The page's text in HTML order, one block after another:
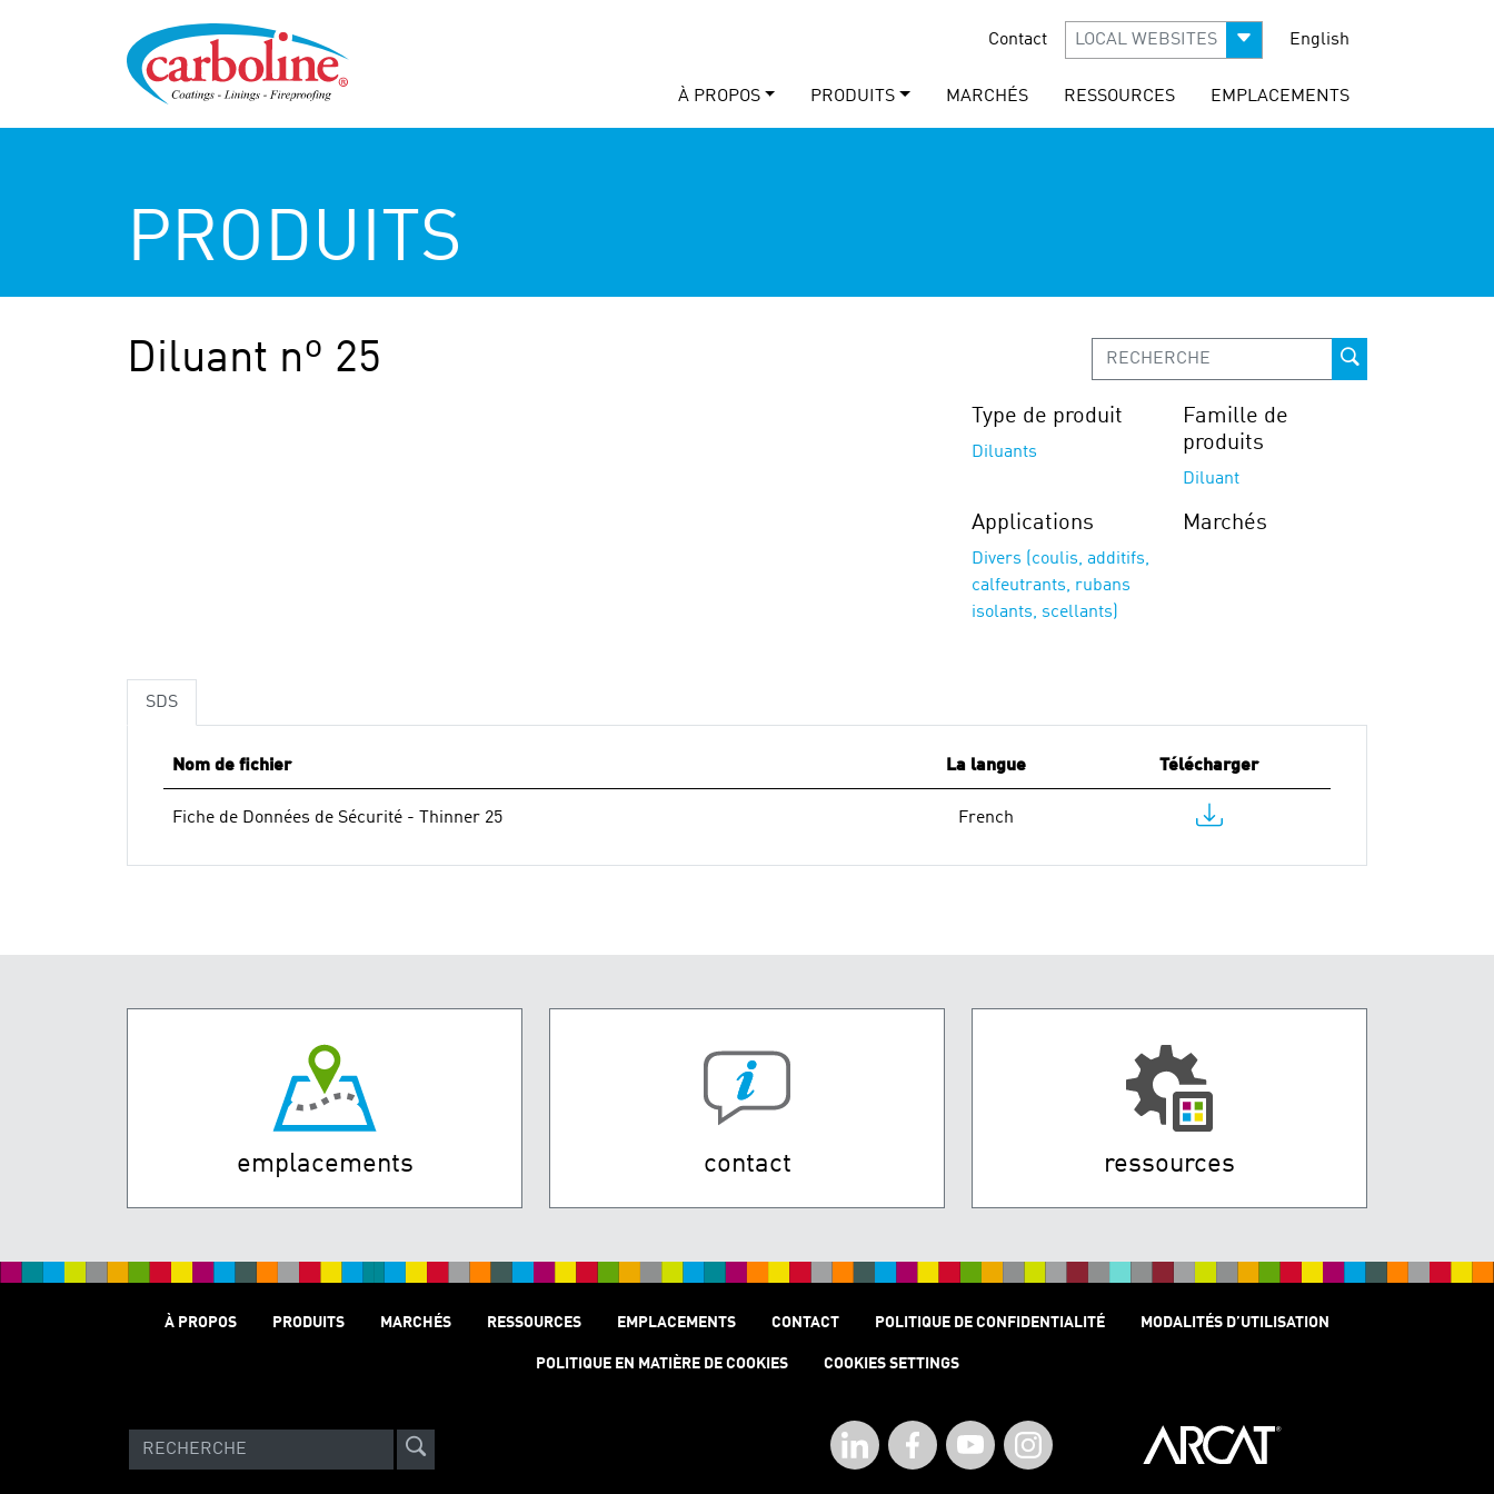
Contact LOCAL WEBSITES English
À PROPOS PRODUITS MARCHÉS RESSOURCES EMPLACEMENTS
PRODUITS
Diluant nº 25
Type de produit
Diluants
Famille de
produits
Diluant
Applications
Divers (coulis, additifs,
calfeutrants, rubans
isolants, scellants)
Marchés
SDS
Nom de fichier La langue Télécharger
Fiche de Données de Sécurité - Thinner 25 French
emplacements contact ressources
À PROPOS PRODUITS MARCHÉS RESSOURCES EMPLACEMENTS CONTACT POLITIQUE DE CONFIDENTIALITÉ MODALITÉS D’UTILISATION
POLITIQUE EN MATIÈRE DE COOKIES COOKIES SETTINGS